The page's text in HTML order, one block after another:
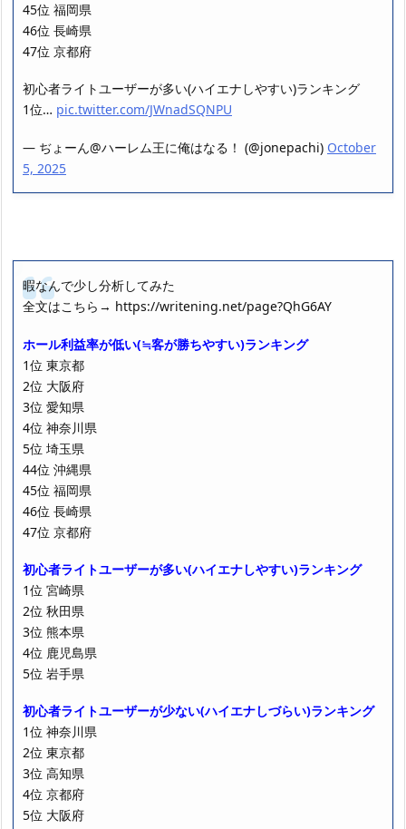
45位 福岡県
46位 長崎県
47位 京都府
初心者ライトユーザーが多い(ハイエナしやすい)ランキング
1位… pic.twitter.com/JWnadSQNPU
— ぢょーん@ハーレム王に俺はなる！ (@jonepachi) October
5, 2025
暇なんで少し分析してみた
全文はこちら→ https://writening.net/page?QhG6AY
ホール利益率が低い(≒客が勝ちやすい)ランキング
1位 東京都
2位 大阪府
3位 愛知県
4位 神奈川県
5位 埼玉県
44位 沖縄県
45位 福岡県
46位 長崎県
47位 京都府
初心者ライトユーザーが多い(ハイエナしやすい)ランキング
1位 宮崎県
2位 秋田県
3位 熊本県
4位 鹿児島県
5位 岩手県
初心者ライトユーザーが少ない(ハイエナしづらい)ランキング
1位 神奈川県
2位 東京都
3位 高知県
4位 京都府
5位 大阪府